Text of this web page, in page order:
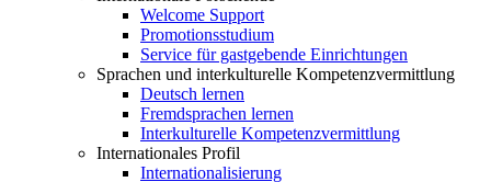
Welcome Support
Promotionsstudium
Service für gastgebende Einrichtungen
Sprachen und interkulturelle Kompetenzvermittlung
Deutsch lernen
Fremdsprachen lernen
Interkulturelle Kompetenzvermittlung
Internationales Profil
Internationalisierung